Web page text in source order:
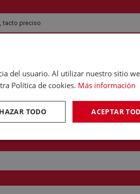
tacto preciso
del usuario. Al utilizar nuestro sitio
Política de cookies. Más información
ACEPTAR
TODO